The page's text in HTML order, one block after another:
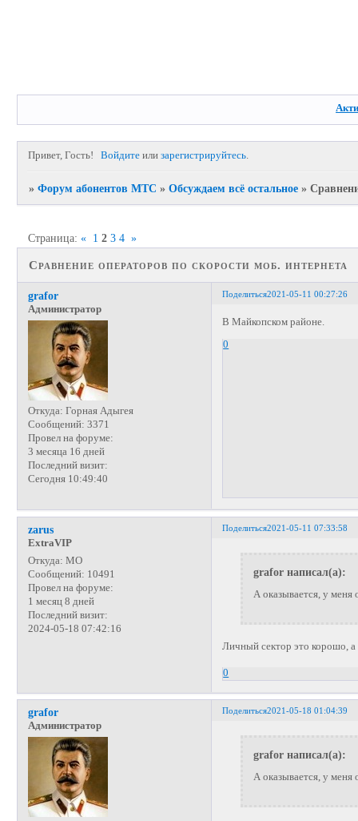
Привет, Гость! Войдите илизарегистрируйтесь.
»Форум абонентов МТС »Обсуждаем всё остальное »
Сравнение операторов по скорости моб. интернета
Страница:« 1 2 3 4 »
Поделиться2021-05-11 00:27:26
grafor
Администратор
Откуда: Горная Адыгея
Сообщений: 3371
Провел на форуме:
3 месяца 16 дней
Последний визит:
Сегодня 10:49:40
В Майкопском районе.
0
Поделиться2021-05-11 07:33:58
zarus
ExtraVIP
Откуда: МО
Сообщений: 10491
Провел на форуме:
1 месяц 8 дней
Последний визит:
2024-05-18 07:42:16
grafor написал(а):
А оказывается, у меня
Личный сектор это корошо,
0
Поделиться2021-05-18 01:04:39
grafor
Администратор
grafor написал(а):
А оказывается, у меня